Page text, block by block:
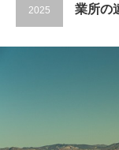
2025
業所の